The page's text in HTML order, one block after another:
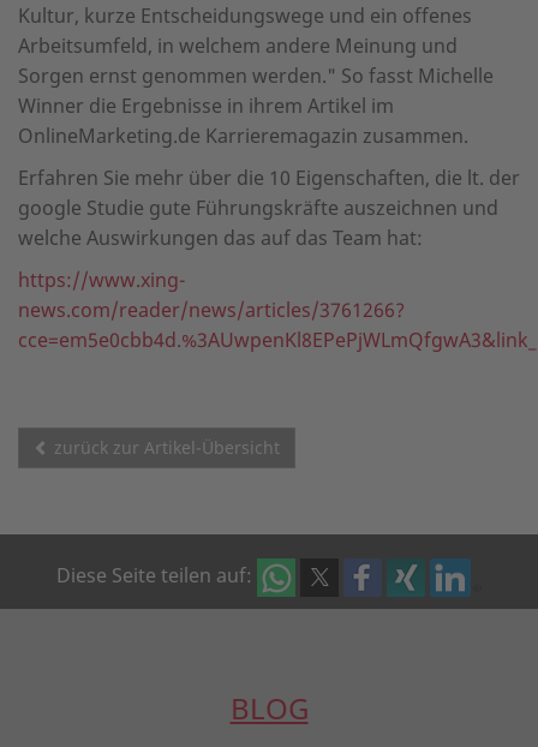
Kultur, kurze Entscheidungswege und ein offenes
Arbeitsumfeld, in welchem andere Meinung und
Sorgen ernst genommen werden." So fasst Michelle
Winner die Ergebnisse in ihrem Artikel im
OnlineMarketing.de Karrieremagazin zusammen.
Erfahren Sie mehr über die 10 Eigenschaften, die lt. der
google Studie gute Führungskräfte auszeichnen und
welche Auswirkungen das auf das Team hat:
https://www.xing-
news.com/reader/news/articles/3761266?
zurück zur Artikel-Übersicht
Diese Seite teilen auf:
BLOG